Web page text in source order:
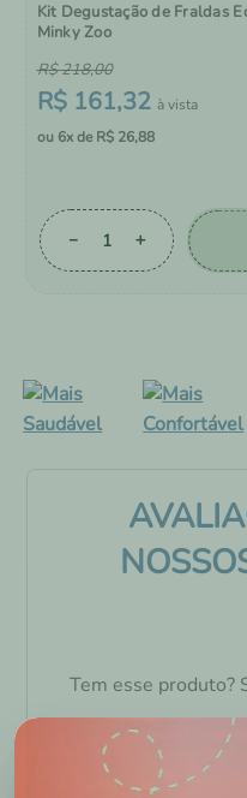
Kit Degustação de Fraldas
Minky Zoo
R$ 161,32
R$218,00
6 R$ 26,88
＋
－
Tem esse produto?